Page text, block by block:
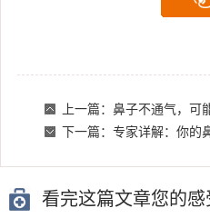
上一篇： 鼻子不通气，可
下一篇： 专家详解：你的
看完这篇文章您的感